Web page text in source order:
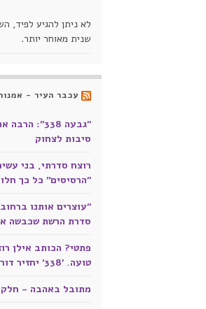
לא ניתן להגיע לפיד,
שנית מאוחר יותר.
עכבר העיר -
"גבעה
סיבות לצחוק
רוצח סדרתי, בני
"הרסיסים" כל כך
"עוצרים אותנו
סדרת הרשת שכבשה
פתטי? הכותב אילן
טועה. '338' יחזיר דור שלם ל'גבעת חלפון'"
מתובל באהבה - חלק